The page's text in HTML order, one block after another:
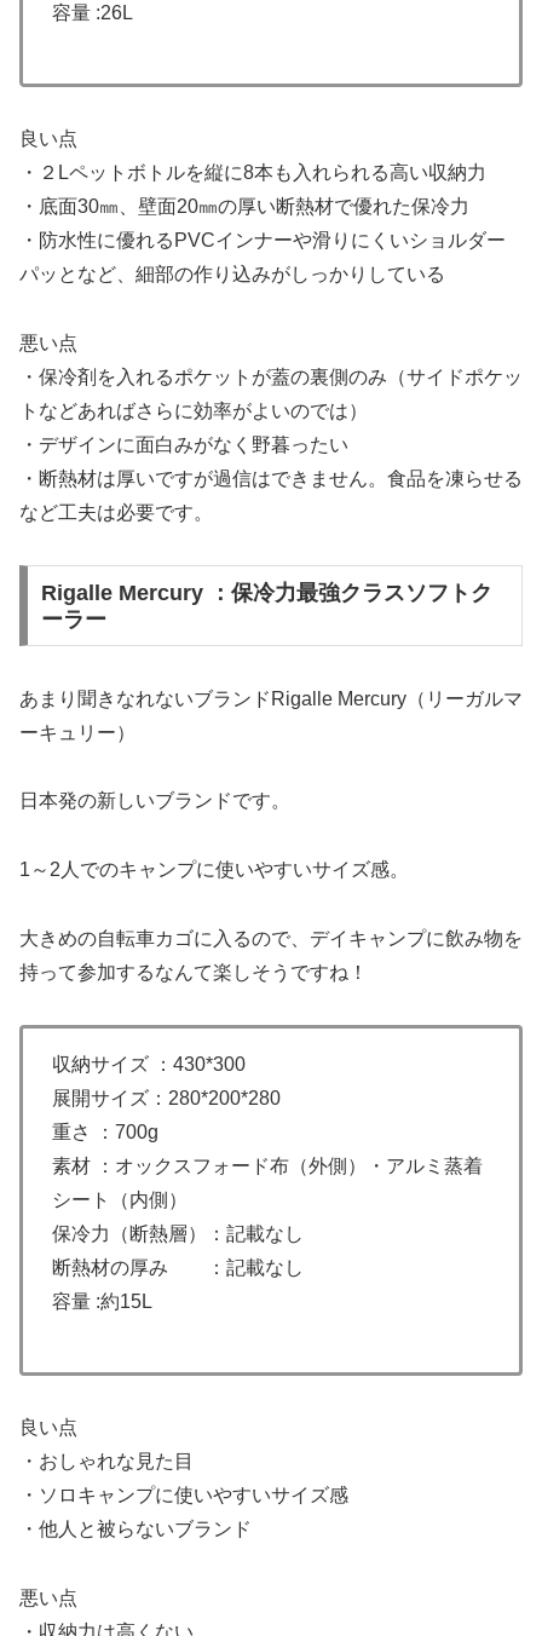
容量 :26L
良い点
・２Lペットボトルを縦に8本も入れられる高い収納力
・底面30㎜、壁面20㎜の厚い断熱材で優れた保冷力
・防水性に優れるPVCインナーや滑りにくいショルダー
パッとなど、細部の作り込みがしっかりしている
悪い点
・保冷剤を入れるポケットが蓋の裏側のみ（サイドポケッ
トなどあればさらに効率がよいのでは）
・デザインに面白みがなく野暮ったい
・断熱材は厚いですが過信はできません。食品を凍らせる
など工夫は必要です。
Rigalle Mercury ：保冷力最強クラスソフトク
ーラー
あまり聞きなれないブランドRigalle Mercury（リーガルマ
ーキュリー）
日本発の新しいブランドです。
1～2人でのキャンプに使いやすいサイズ感。
大きめの自転車カゴに入るので、デイキャンプに飲み物を
持って参加するなんて楽しそうですね！
収納サイズ ：430*300
展開サイズ：280*200*280
重さ ：700g
素材 ：オックスフォード布（外側）・アルミ蒸着
シート（内側）
保冷力（断熱層）：記載なし
断熱材の厚み ：記載なし
容量 :約15L
良い点
・おしゃれな見た目
・ソロキャンプに使いやすいサイズ感
・他人と被らないブランド
悪い点
・収納力は高くない